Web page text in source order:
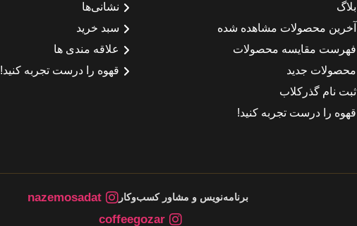
بلاگ
آخرین محصولات مشاهده شده
فهرست مقایسه محصولات
محصولات جدید
ثبت نام گذرکلاب
قهوه را درست تجربه کنید!
نشانی‌ها
سبد خرید
علاقه مندی ها
قهوه را درست تجربه کنید!
برنامه‌نویس و مشاور کسب‌وکار
nazemosadat
coffeegozar